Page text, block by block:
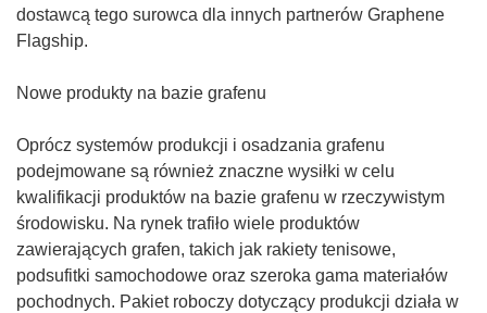
dostawcą tego surowca dla innych partnerów Graphene
Flagship.
Nowe produkty na bazie grafenu
Oprócz systemów produkcji i osadzania grafenu
podejmowane są również znaczne wysiłki w celu
kwalifikacji produktów na bazie grafenu w rzeczywistym
środowisku. Na rynek trafiło wiele produktów
zawierających grafen, takich jak rakiety tenisowe,
podsufitki samochodowe oraz szeroka gama materiałów
pochodnych. Pakiet roboczy dotyczący produkcji działa w